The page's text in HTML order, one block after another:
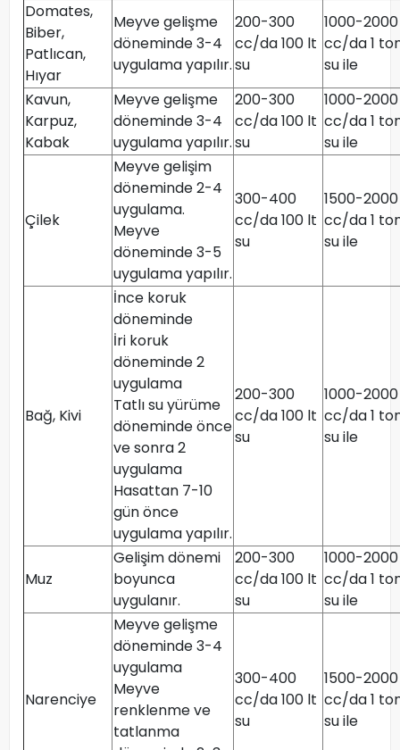
Domates,
Biber,
Patlıcan,
Hıyar
Meyve gelişme
döneminde 3-4
uygulama yapılır.
200-300
cc/da 100 lt
su
1000-2000
cc/da 1
su ile
Kavun,
Karpuz,
Kabak
Meyve gelişme
döneminde 3-4
uygulama yapılır.
200-300
cc/da 100 lt
su
1000-2000
cc/da 1
su ile
Çilek
Meyve gelişim
döneminde 2-4
uygulama.
Meyve
döneminde 3-5
uygulama yapılır.
300-400
cc/da 100 lt
su
1500-2000
cc/da 1
su ile
Bağ, Kivi
İnce koruk
döneminde
İri koruk
döneminde 2
uygulama
Tatlı su yürüme
döneminde önce
ve sonra 2
uygulama
Hasattan 7-10
gün önce
uygulama yapılır.
200-300
cc/da 100 lt
su
1000-2000
cc/da 1
su ile
Muz
Gelişim dönemi
boyunca
uygulanır.
200-300
cc/da 100 lt
su
1000-2000
cc/da 1
su ile
Narenciye
Meyve gelişme
döneminde 3-4
uygulama
Meyve
renklenme ve
tatlanma
300-400
cc/da 100 lt
su
1500-2000
cc/da 1
su ile